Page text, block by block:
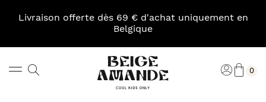
Livraison offerte dès 69 € d'achat uniquement en
Belgique
Rechercher 0